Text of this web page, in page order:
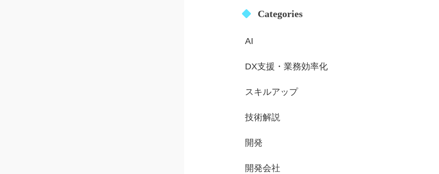
Categories
AI
DX支援・業務効率化
スキルアップ
技術解説
開発
開発会社